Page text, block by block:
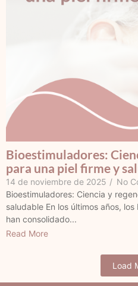
Bioestimuladores:
para una piel firme y
14 de noviembre de 2025 / No
Bioestimuladores: Ciencia y
saludable En los últimos años,
han consolidado...
Read More
Load